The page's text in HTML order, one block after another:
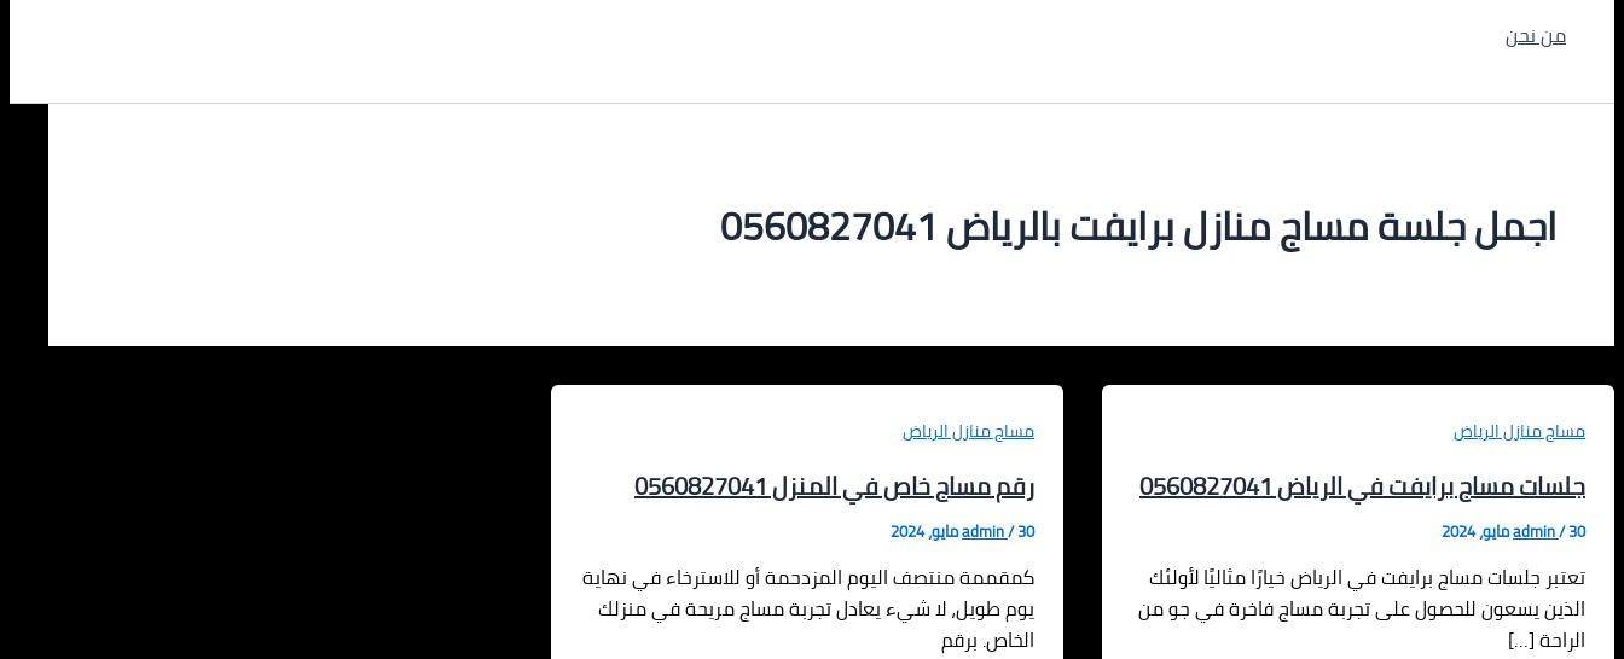
من نحن
اجمل جلسة مساج منازل برايفت بالرياض 0560827041
مساج منازل الرياض
جلسات مساج برايفت في الرياض 0560827041
admin/30 مايو، 2024
تعتبر جلسات مساج برايفت في الرياض خيارًا مثاليًا لأولئك
الذين يسعون للحصول على تجربة مساج فاخرة في جو من
الراحة […]
مساج منازل الرياض
رقم مساج خاص في المنزل 0560827041
admin/30 مايو، 2024
كمقممة منتصف اليوم المزدحمة أو للاسترخاء في نهاية
يوم طويل، لا شيء يعادل تجربة مساج مريحة في منزلك
الخاص. برقم